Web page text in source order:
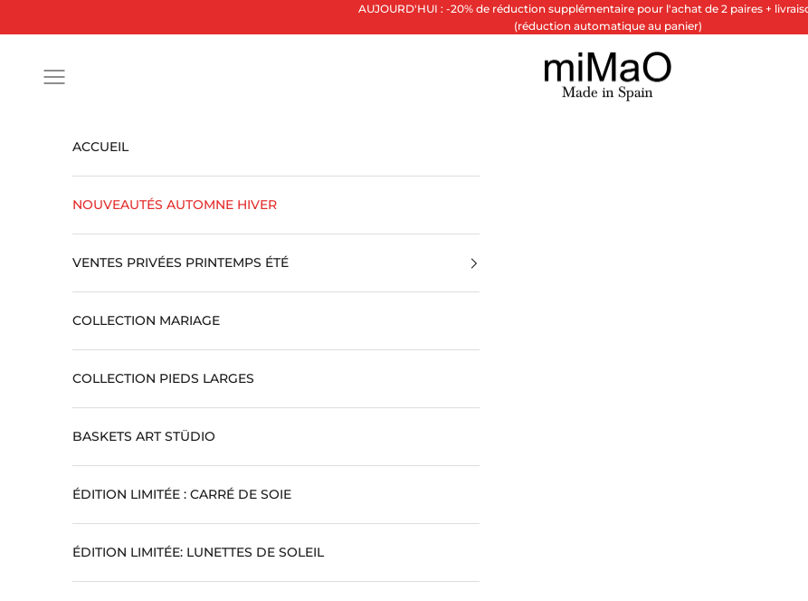
AUJOURD'HUI : -20% de réduction supplémentaire pour l'achat de 2 paires +
(réduction automatique au panier)
miMaO ®
Ouvrir la navigation
ACCUEIL
NOUVEAUTÉS AUTOMNE HIVER
VENTES PRIVÉES PRINTEMPS ÉTÉ
COLLECTION MARIAGE
COLLECTION PIEDS LARGES
BASKETS ART STÜDIO
ÉDITION LIMITÉE : CARRÉ DE SOIE
ÉDITION LIMITÉE: LUNETTES DE SOLEIL